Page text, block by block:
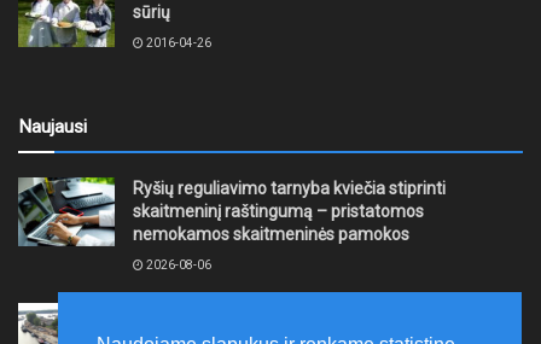
sūrių
2016-04-26
Naujausi
Ryšių reguliavimo tarnyba kviečia stiprinti
skaitmeninį raštingumą – pristatomos
nemokamos skaitmeninės pamokos
2026-08-06
Klaipėdoje juda į priekį